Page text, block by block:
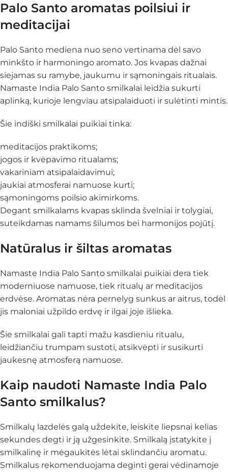
Palo Santo aromatas poilsiui ir
meditacijai
Palo Santo mediena nuo seno vertinama dėl savo
minkšto ir harmoningo aromato. Jos kvapas dažnai
siejamas su ramybe, jaukumu ir sąmoningais ritualais.
Namaste India Palo Santo smilkalai leidžia sukurti
aplinką, kurioje lengviau atsipalaiduoti ir sulėtinti mintis.
Šie indiški smilkalai puikiai tinka:
meditacijos praktikoms;
jogos ir kvėpavimo ritualams;
vakariniam atsipalaidavimui;
jaukiai atmosferai namuose kurti;
sąmoningoms poilsio akimirkoms.
Degant smilkalams kvapas sklinda švelniai ir tolygiai,
suteikdamas namams šilumos bei harmonijos pojūtį.
Natūralus ir šiltas aromatas
Namaste India Palo Santo smilkalai puikiai dera tiek
moderniuose namuose, tiek ritualų ar meditacijos
erdvėse. Aromatas nėra pernelyg sunkus ar aitrus, todėl
jis maloniai užpildo erdvę ir ilgai joje išlieka.
Šie smilkalai gali tapti mažu kasdieniu ritualu,
leidžiančiu trumpam sustoti, atsikvėpti ir susikurti
jaukesnę atmosferą namuose.
Kaip naudoti Namaste India Palo
Santo smilkalus?
Smilkalų lazdelės galą uždekite, leiskite liepsnai kelias
sekundes degti ir ją užgesinkite. Smilkalą įstatykite į
smilkalinę ir mėgaukitės lėtai sklindančiu aromatu.
Smilkalus rekomenduojama deginti gerai vėdinamoje